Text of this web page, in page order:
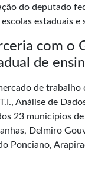
do deputado
estaduais e
com o
de
de
Análise de
23 municípios
Delmiro
Ponciano,